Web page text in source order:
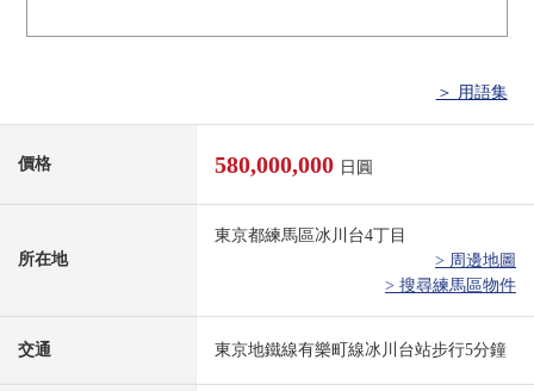
＞ 用語集
價格 580,000,000 日圓
所在地
東京都練馬區冰川台4丁目
> 周邊地圖
> 搜尋練馬區物件
交通 東京地鐵線有樂町線冰川台站步行5分鐘